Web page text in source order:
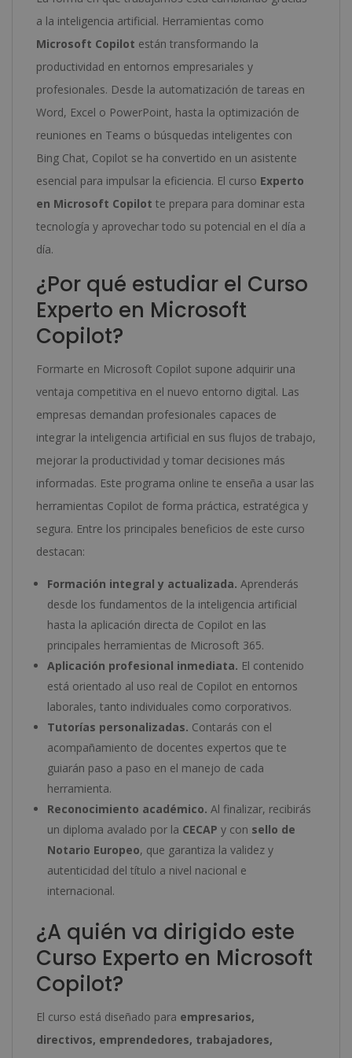
a la inteligencia artificial. Herramientas como
Microsoft Copilot están transformando la
productividad en entornos empresariales y
profesionales. Desde la automatización de tareas en
Word, Excel o PowerPoint, hasta la optimización de
reuniones en Teams o búsquedas inteligentes con
Bing Chat, Copilot se ha convertido en un asistente
esencial para impulsar la eficiencia. El curso Experto
en Microsoft Copilot te prepara para dominar esta
tecnología y aprovechar todo su potencial en el día a
día.
¿Por qué estudiar el Curso
Experto en Microsoft
Copilot?
Formarte en Microsoft Copilot supone adquirir una
ventaja competitiva en el nuevo entorno digital. Las
empresas demandan profesionales capaces de
integrar la inteligencia artificial en sus flujos de trabajo,
mejorar la productividad y tomar decisiones más
informadas. Este programa online te enseña a usar las
herramientas Copilot de forma práctica, estratégica y
segura. Entre los principales beneficios de este curso
destacan:
Formación integral y actualizada. Aprenderás
desde los fundamentos de la inteligencia artificial
hasta la aplicación directa de Copilot en las
principales herramientas de Microsoft 365.
Aplicación profesional inmediata. El contenido
está orientado al uso real de Copilot en entornos
laborales, tanto individuales como corporativos.
Tutorías personalizadas. Contarás con el
acompañamiento de docentes expertos que te
guiarán paso a paso en el manejo de cada
herramienta.
Reconocimiento académico. Al finalizar, recibirás
un diploma avalado por la CECAP y con sello de
Notario Europeo, que garantiza la validez y
autenticidad del título a nivel nacional e
internacional.
¿A quién va dirigido este
Curso Experto en Microsoft
Copilot?
El curso está diseñado para empresarios,
directivos, emprendedores, trabajadores,